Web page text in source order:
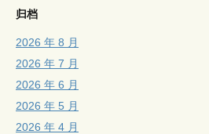
归档
2026 年 8 月
2026 年 7 月
2026 年 6 月
2026 年 5 月
2026 年 4 月